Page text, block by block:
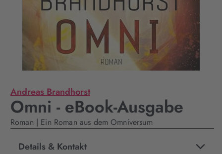
Andreas Brandhorst
Omni - eBook-Ausgabe
Roman | Ein Roman aus dem Omniversum
Details & Kontakt